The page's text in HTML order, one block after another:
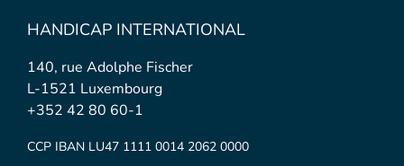
HANDICAP INTERNATIONAL
140, rue Adolphe Fischer
L-1521 Luxembourg
+352 42 80 60-1
CCP IBAN LU47 1111 0014 2062 0000